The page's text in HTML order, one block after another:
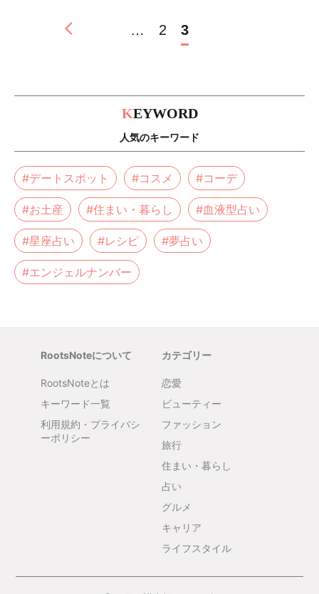
… 2 3
KEYWORD
人気のキーワード
#デートスポット #コスメ #コーデ
#お土産 #住まい・暮らし #血液型占い
#星座占い #レシピ #夢占い
#エンジェルナンバー
RootsNoteについて
RootsNoteとは
キーワード一覧
利用規約・プライバシ
ーポリシー
カテゴリー
恋愛
ビューティー
ファッション
旅行
住まい・暮らし
占い
グルメ
キャリア
ライフスタイル